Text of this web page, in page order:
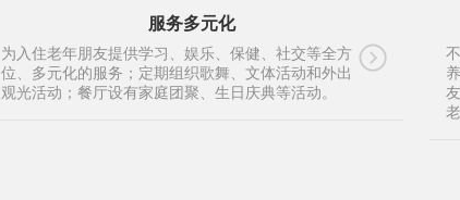
服务多元化
为入住老年朋友提供学习、娱乐、保健、社交等全方
位、多元化的服务；定期组织歌舞、文体活动和外出
观光活动；餐厅设有家庭团聚、生日庆典等活动。